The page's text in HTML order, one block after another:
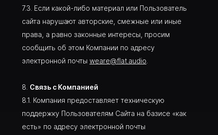
Если какой-либо материал или Пользователь
сайта нарушают авторские, смежные или иные
права, а равно законные интересы, просим
сообщить об этом Компании по адресу
электронной почты weare@flat.audio
Связь с Компанией
Компания предоставляет техническую
поддержку Пользователям Сайта на базисе «как
есть» по адресу электронной почты